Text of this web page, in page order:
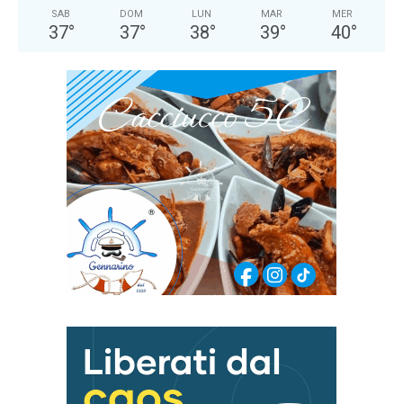
SAB
37°
DOM
37°
LUN
38°
MAR
39°
MER
40°